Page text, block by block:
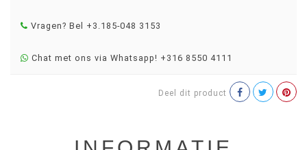
Vragen? Bel +3.185-048 3153
Chat met ons via Whatsapp! +316 8550 4111
Deel dit product